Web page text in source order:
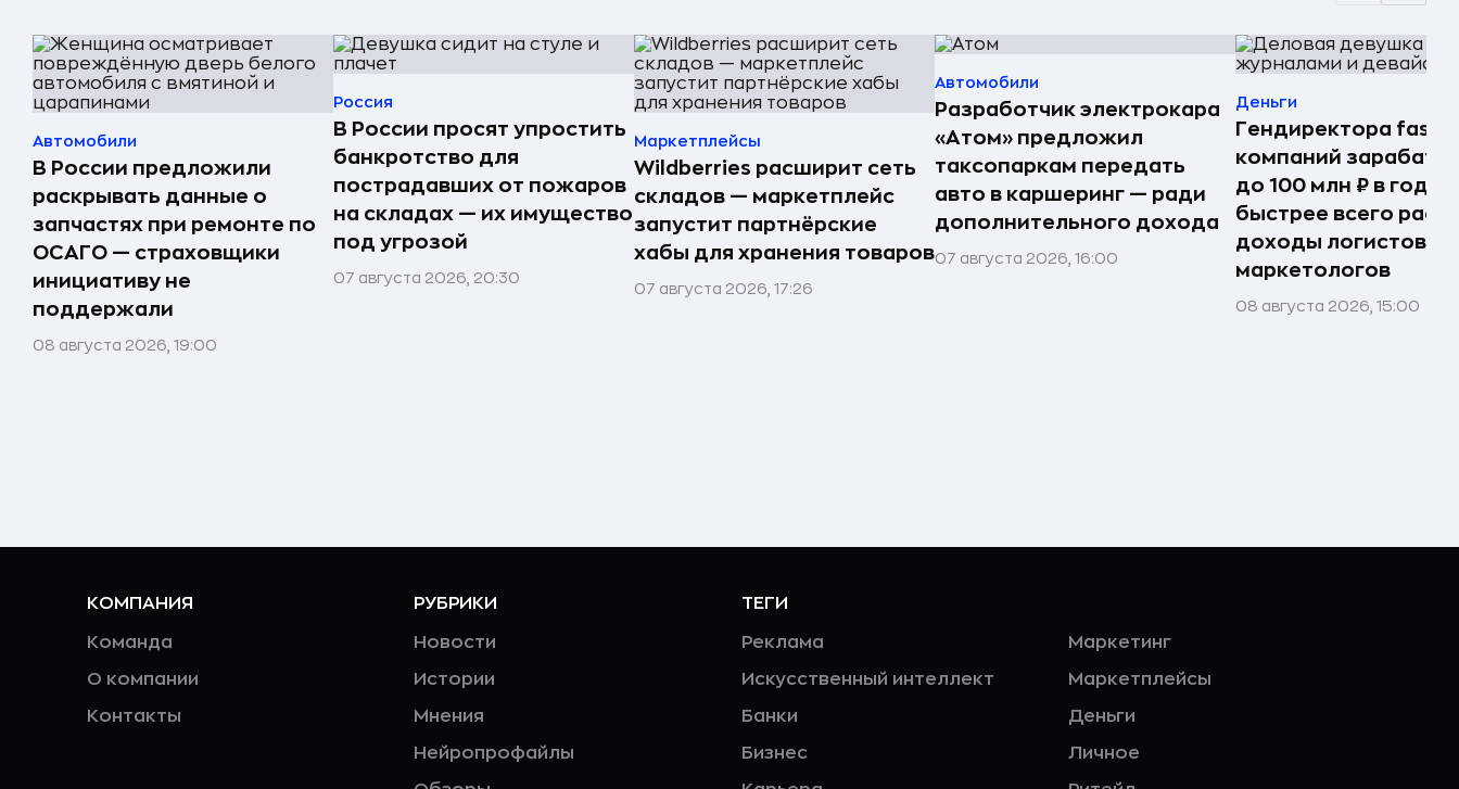
Автомобили
В России предложили
раскрывать данные о
запчастях при ремонте по
ОСАГО — страховщики
инициативу не
поддержали
08 августа 2026, 19:00
Россия
В России просят упростить
банкротство для
пострадавших от пожаров
на складах — их имущество
под угрозой
07 августа 2026, 20:30
Маркетплейсы
Wildberries расширит сеть
складов — маркетплейс
запустит партнёрские
хабы для хранения товаров
07 августа 2026, 17:26
Автомобили
Разработчик электрокара
«Атом» предложил
таксопаркам передать
авто в каршеринг — ради
дополнительного дохода
07 августа 2026, 16:00
Деньги
Гендиректора
компаний
до 100 млн ₽ в год —
быстрее всего
доходы логистов и
маркетологов
08 августа 2026, 15:00
КОМПАНИЯ
Команда
О компании
Контакты
РУБРИКИ
Новости
Истории
Мнения
Нейропрофайлы
ТЕГИ
Реклама
Искусственный интеллект
Банки
Бизнес
Маркетинг
Маркетплейсы
Деньги
Личное